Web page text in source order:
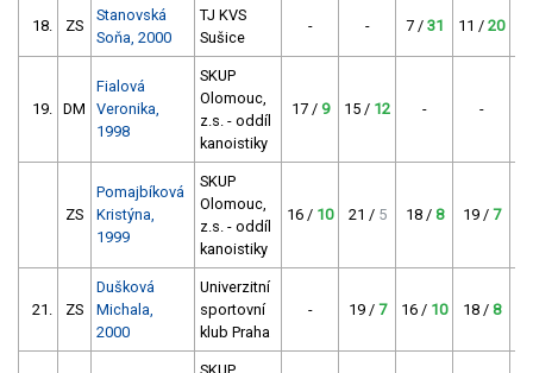
18. ZS
Stanovská
Soňa, 2000
TJ KVS
Sušice
- - 7 / 31 11 / 20
19. DM
Fialová
Veronika,
1998
SKUP
Olomouc,
z.s. - oddíl
kanoistiky
17 / 9 15 / 12 - -
ZS
Pomajbíková
Kristýna,
1999
SKUP
Olomouc,
z.s. - oddíl
kanoistiky
16 / 10 21 / 5 18 / 8 19 / 7
21. ZS
Dušková
Michala,
2000
Univerzitní
sportovní
klub Praha
- 19 / 7 16 / 10 18 / 8